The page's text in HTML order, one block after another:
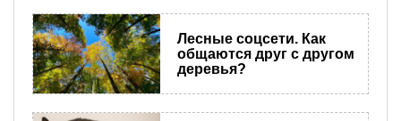
Лесные соцсети. Как
общаются друг с другом
деревья?